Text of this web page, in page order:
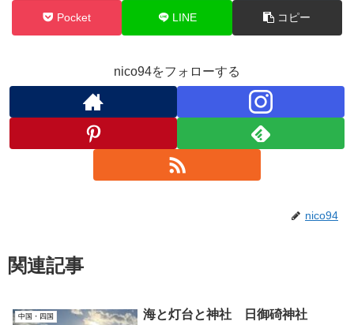
Pocket LINE コピー
nico94をフォローする
nico94
関連記事
中国・四国 海と灯台と神社 日御碕神社